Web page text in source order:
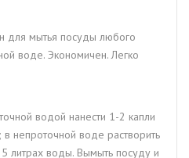
для мытья посуды любого
воде. Экономичен. Легко
водой нанести 1-2 капли
непроточной воде растворить
литрах воды. Вымыть посуду и